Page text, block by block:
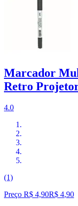
Marcador
Retro
4.0
(1)
Preço R$ 4,90R$ 4,90